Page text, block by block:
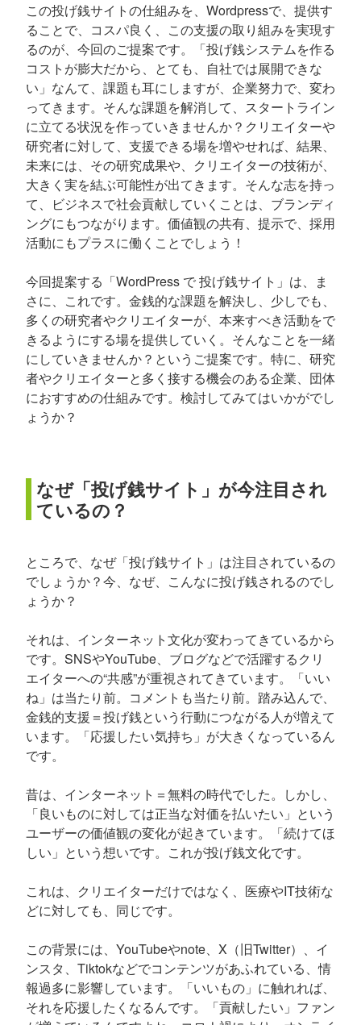
この投げ銭サイトの仕組みを、Wordpressで、提供す
ることで、コスパ良く、この支援の取り組みを実現す
るのが、今回のご提案です。「投げ銭システムを作る
コストが膨大だから、とても、自社では展開できな
い」なんて、課題も耳にしますが、企業努力で、変わ
ってきます。そんな課題を解消して、スタートライン
に立てる状況を作っていきませんか？クリエイターや
研究者に対して、支援できる場を増やせれば、結果、
未来には、その研究成果や、クリエイターの技術が、
大きく実を結ぶ可能性が出てきます。そんな志を持っ
て、ビジネスで社会貢献していくことは、ブランディ
ングにもつながります。価値観の共有、提示で、採用
活動にもプラスに働くことでしょう！
今回提案する「WordPress で 投げ銭サイト」は、ま
さに、これです。金銭的な課題を解決し、少しでも、
多くの研究者やクリエイターが、本来すべき活動をで
きるようにする場を提供していく。そんなことを一緒
にしていきませんか？というご提案です。特に、研究
者やクリエイターと多く接する機会のある企業、団体
におすすめの仕組みです。検討してみてはいかがでし
ょうか？
なぜ「投げ銭サイト」が今注目され
ているの？
ところで、なぜ「投げ銭サイト」は注目されているの
でしょうか？今、なぜ、こんなに投げ銭されるのでし
ょうか？
それは、インターネット文化が変わってきているから
です。SNSやYouTube、ブログなどで活躍するクリ
エイターへの“共感”が重視されてきています。「いい
ね」は当たり前。コメントも当たり前。踏み込んで、
金銭的支援＝投げ銭という行動につながる人が増えて
います。「応援したい気持ち」が大きくなっているん
です。
昔は、インターネット＝無料の時代でした。しかし、
「良いものに対しては正当な対価を払いたい」という
ユーザーの価値観の変化が起きています。「続けてほ
しい」という想いです。これが投げ銭文化です。
これは、クリエイターだけではなく、医療やIT技術な
どに対しても、同じです。
この背景には、YouTubeやnote、X（旧Twitter）、イ
ンスタ、Tiktokなどでコンテンツがあふれている、情
報過多に影響しています。「いいもの」に触れれば、
それを応援したくなるんです。「貢献したい」ファン